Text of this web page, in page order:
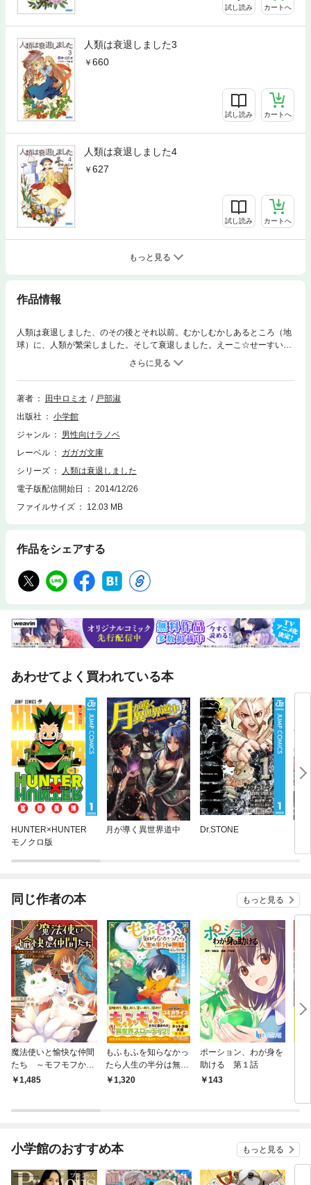
試し読み カートへ
人類は衰退しました3
660
試し読み カートへ
人類は衰退しました4
627
試し読み カートへ
もっと見る
作品情報
人類は衰退しました、のその後とそれ以前。むかしむかしあるところ（地
球）に、人類が繁栄しました。そして衰退しました。えーこ☆せーすい♪
人類のかわりに地球を支配しているのは、キュートな妖精さんたちです。
わたしは、そんな妖精と人間との間をとりもつ仕事をしている者です。人
間のために「はたらく」ことが大好きな妖精さんは、魔法のようなひみつ
道具で事件を起こしたり、お菓子を得るためにビジネスを立ち上げた
は平常運転です。クスノキの里の「その後」、そして妖精さんのひみつ道
具、さらにわたしの旅行記など、「人退」ワールド満喫の特別編。大反響
ＤＶＤ初回特典や店舗特典のために書き下ろされた文庫本未収録短編＆イ
ラスト、さらに初出書き下ろしも大量収録したファンマストアイテムの短
編集。※この作品は底本と同じクオリティのカラーイラスト、モノクロの
挿絵イラストが収録されています。
著者 田中ロミオ
戸部淑
出版社
小学館
ジャンル
男性向けラノベ
レーベル
ガガガ文庫
シリーズ
人類は衰退しました
電子版配信開始日
2014/12/26
ファイルサイズ
12.03 MB
作品をシェアする
あわせてよく買われている本
HUNTER×HUNTER
モノクロ版
月が導く異世界道中 Dr.STONE
同じ作者の本 もっと見る
魔法使いと愉快な仲間
たち ～モフモフから
始めるリア充への道～
1,485
もふもふを知らなかっ
たら人生の半分は無駄
にしていた
1,320
ポーション、わが身を
助ける 第１話
143
小学館のおすすめ本 もっと見る